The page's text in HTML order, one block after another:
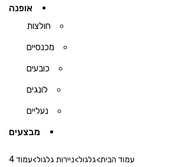
אופנה
חולצות
מכנסיים
כובעים
לונגים
נעליים
מבצעים
עמוד הבית>גלגול>ניירות גלגול>עמוד 4